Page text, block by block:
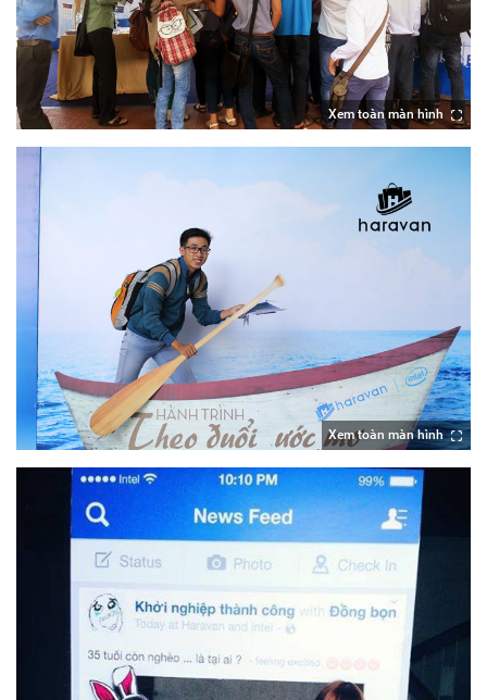
Xem toàn màn hình
Xem toàn màn hình